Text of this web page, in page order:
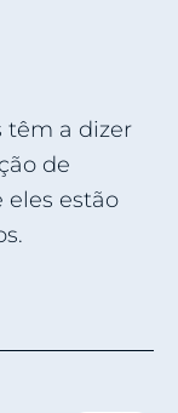
têm a dizer
de
eles estão